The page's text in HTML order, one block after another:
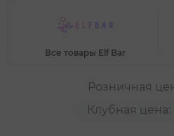
Все товары Elf Bar
Розничная
Клубная цена: